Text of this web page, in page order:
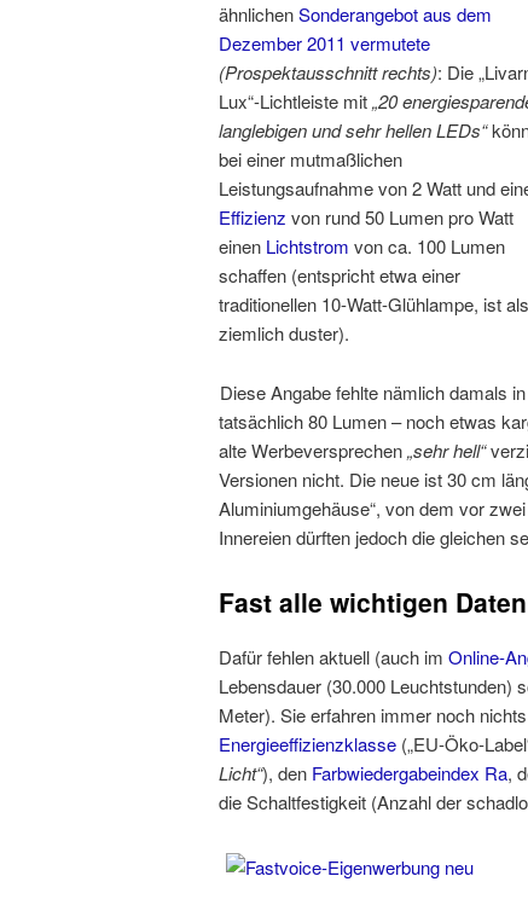
ähnlichenSonderangebot aus dem
Dezember 2011 vermutete
(Prospektausschnitt rechts): Die
Lux“-Lichtleiste mit„20
langlebigen und sehr hellen LEDs“
bei einer mutmaßlichen
Leistungsaufnahme von 2 Watt und
Effizienz von rund 50 Lumen pro Watt
einen Lichtstrom von ca. 100 Lumen
schaffen (entspricht etwa einer
traditionellen 10-Watt-Glühlampe, ist
ziemlich duster).
Diese Angabe fehlte nämlich damals
tatsächlich 80 Lumen – noch etwas
alte Werbeversprechen„sehr hell“
Versionen nicht. Die neue ist 30 cm
Aluminiumgehäuse“, von dem vor
Innereien dürften jedoch die gleichen
Fast alle wichtigen
Dafür fehlen aktuell (auch im Online-
Lebensdauer (30.000 Leuchtstunden)
Meter). Sie erfahren immer noch
Energieeffizienzklasse („EU-Öko-
Licht“), den Farbwiedergabeindex Ra,
die Schaltfestigkeit (Anzahl der